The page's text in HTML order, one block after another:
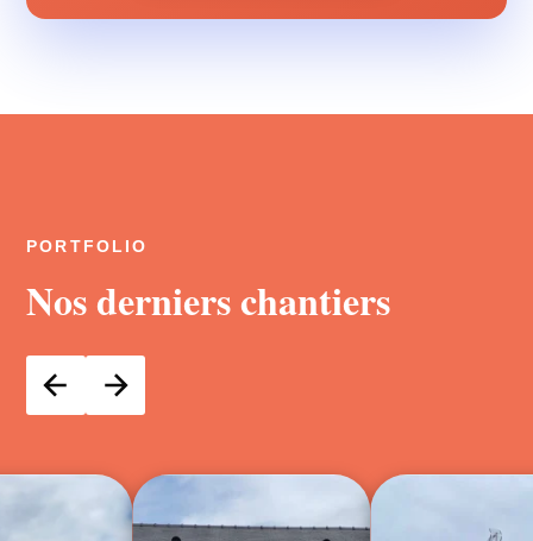
PORTFOLIO
Nos derniers chantiers